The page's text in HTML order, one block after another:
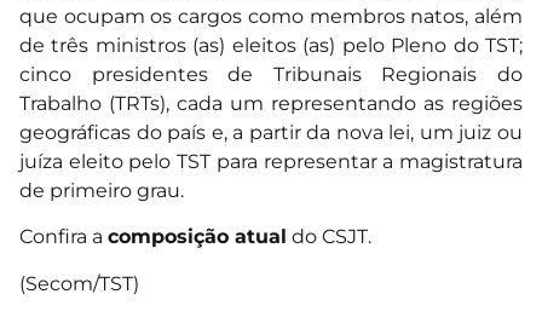
que ocupam os cargos como membros natos, além
de três ministros (as) eleitos (as) pelo Pleno do TST;
cinco presidentes de Tribunais Regionais do
Trabalho (TRTs), cada um representando as regiões
geográficas do país e, a partir da nova lei, um juiz ou
juíza eleito pelo TST para representar a magistratura
de primeiro grau.
Confira a composição atual do CSJT.
(Secom/TST)